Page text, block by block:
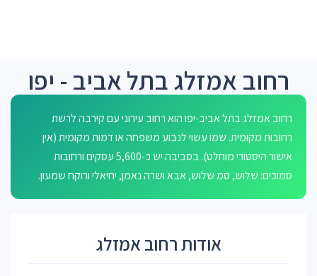
רחוב אמזלג בתל אביב - יפו
רחוב אמזלג בתל אביב-יפו הוא רחוב עירוני עם קירבה לרשת
רחובות מקומית. שמו עשוי לנבוע משפחה או דמות מקומית (אין
אישור היסטורי מוחלט). בסביבה יש כ-5,600 עסקים ורחובות
סמוכים: שלוש, סמ שלוש, אבא ושרה נאמן, יחיאלי ורוקח שמעון.
אודות רחוב אמזלג